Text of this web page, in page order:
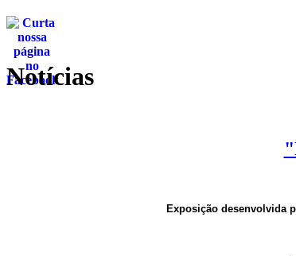
Notícias
Exposição desenvolvida